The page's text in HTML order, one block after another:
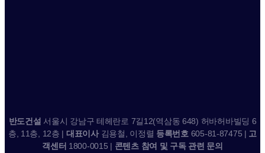
반도건설 서울시 강남구 테헤란로 7길12(역삼동 648) 허바허바빌딩 6
층, 11층, 12층 | 대표이사김용철, 이정렬 등록번호605-81-87475 | 고
객센터 1800-0015 | 콘텐츠 참여 및 구독 관련 문의